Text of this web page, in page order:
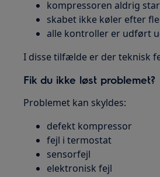
kompressoren aldrig
skabet ikke køler efter
alle kontroller er udført
I disse tilfælde er der teknisk
Fik du ikke løst problemet?
Problemet kan skyldes:
defekt kompressor
fejl i termostat
sensorfejl
elektronisk fejl